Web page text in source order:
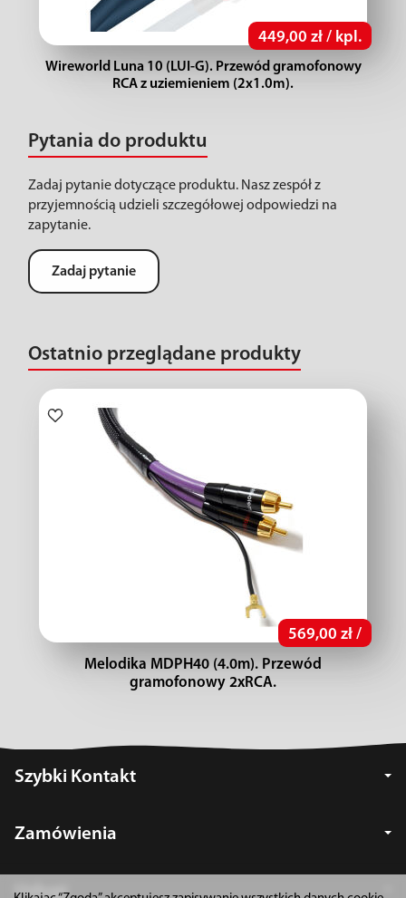
449,00 zł / kpl.
Wireworld Luna 10 (LUI-G). Przewód gramofonowy
RCA z uziemieniem (2x1.0m).
Pytania do produktu
Zadaj pytanie dotyczące produktu. Nasz zespół z
przyjemnością udzieli szczegółowej odpowiedzi na
zapytanie.
Zadaj pytanie
Ostatnio przeglądane produkty
569,00 zł /
Melodika MDPH40 (4.0m). Przewód
gramofonowy 2xRCA.
Szybki Kontakt
Zamówienia
Usługi